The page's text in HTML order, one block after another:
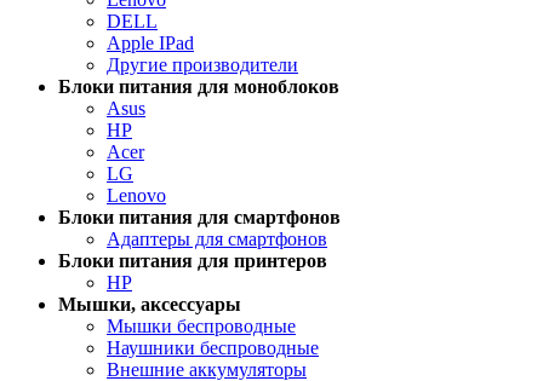
DELL
Apple IPad
Другие производители
Блоки питания для моноблоков
Asus
HP
Acer
LG
Lenovo
Блоки питания для смартфонов
Адаптеры для смартфонов
Блоки питания для принтеров
HP
Мышки, аксессуары
Мышки беспроводные
Наушники беспроводные
Внешние аккумуляторы